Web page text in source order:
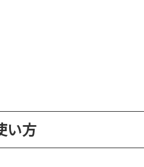
い方